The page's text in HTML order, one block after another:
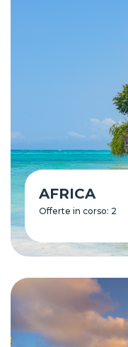
AFRICA
Offerte in corso: 2